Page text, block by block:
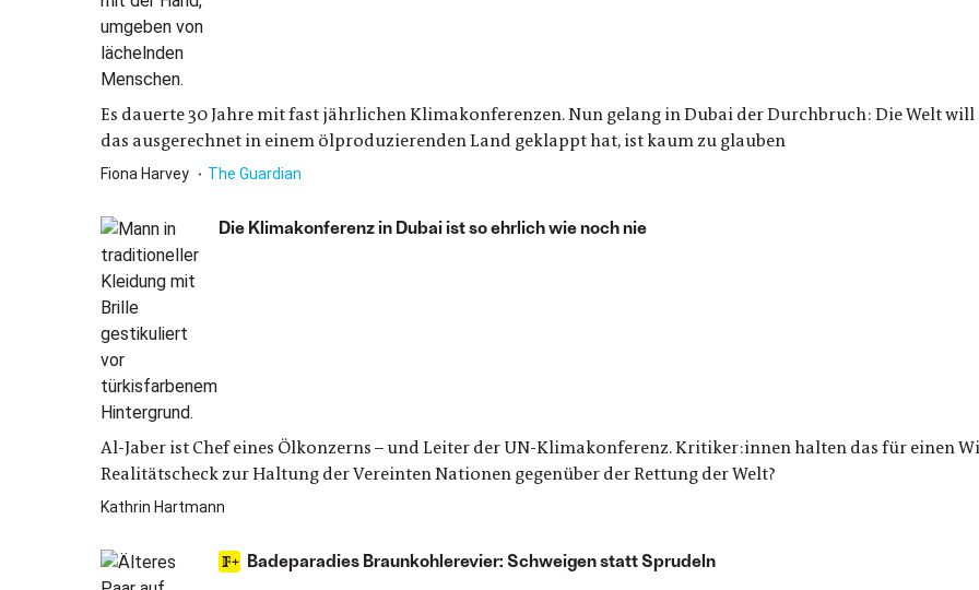
Es dauerte 30 Jahre mit fast jährlichen Klimakonferenzen. Nun gelang in Dubai der Durchbruch: Die Welt will
das ausgerechnet in einem ölproduzierenden Land geklappt hat, ist kaum zu glauben
Fiona Harvey The Guardian
Die Klimakonferenz in Dubai ist so ehrlich wie noch nie
Al-Jaber ist Chef eines Ölkonzerns – und Leiter der UN-Klimakonferenz. Kritiker:innen halten das für einen
Realitätscheck zur Haltung der Vereinten Nationen gegenüber der Rettung der Welt?
Kathrin Hartmann
Badeparadies Braunkohlerevier: Schweigen statt Sprudeln